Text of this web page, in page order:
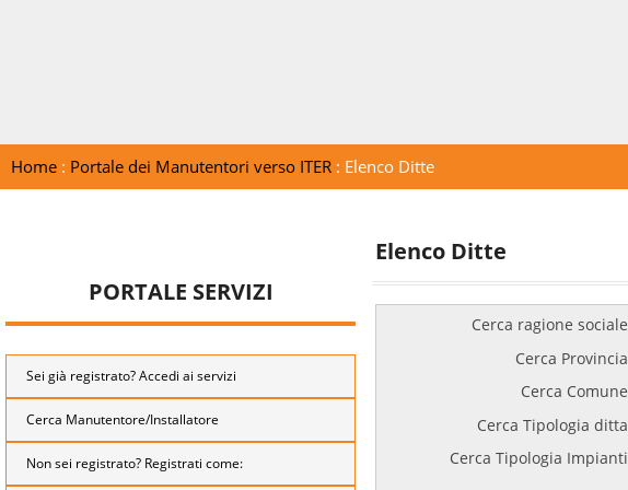
Home: Portale dei Manutentori verso ITER: Elenco Ditte
PORTALE SERVIZI
Sei già registrato? Accedi ai servizi
Cerca Manutentore/Installatore
Non sei registrato? Registrati come:
Elenco Ditte
Cerca ragione sociale
Cerca Provincia
Cerca Comune
Cerca Tipologia ditta
Cerca Tipologia Impianti